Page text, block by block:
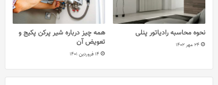
نحوه محاسبه رادیاتور پنلی
24 مهر 1402
همه چیز درباره شیر پرکن پکیج و
تعویض آن
14 فروردین 1401